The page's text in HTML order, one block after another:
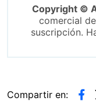
Copyright ©
comercial
suscripción.
Compartir en: